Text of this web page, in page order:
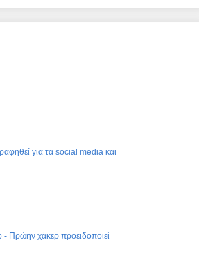
για τα social media και
- Πρώην χάκερ προειδοποιεί